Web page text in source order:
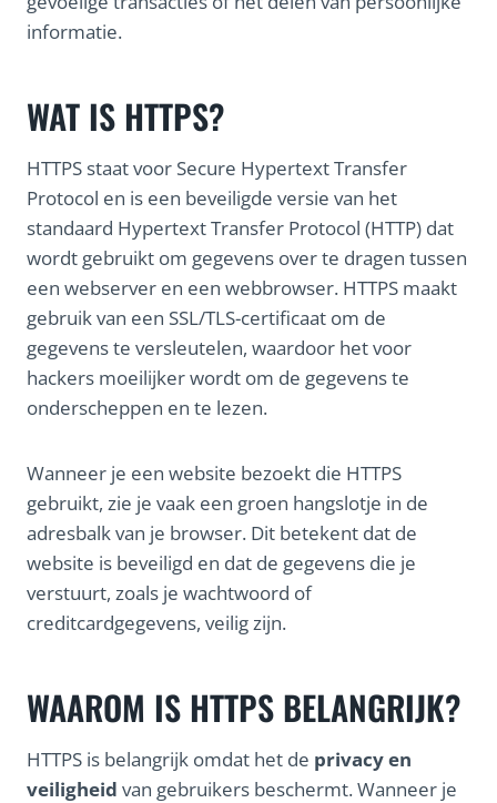
informatie.
WAT IS HTTPS?
HTTPS staat voor Secure Hypertext Transfer
Protocol en is een beveiligde versie van het
standaard Hypertext Transfer Protocol (HTTP) dat
wordt gebruikt om gegevens over te dragen tussen
een webserver en een webbrowser. HTTPS maakt
gebruik van een SSL/TLS-certificaat om de
gegevens te versleutelen, waardoor het voor
hackers moeilijker wordt om de gegevens te
onderscheppen en te lezen.
Wanneer je een website bezoekt die HTTPS
gebruikt, zie je vaak een groen hangslotje in de
adresbalk van je browser. Dit betekent dat de
website is beveiligd en dat de gegevens die je
verstuurt, zoals je wachtwoord of
creditcardgegevens, veilig zijn.
WAAROM IS HTTPS BELANGRIJK?
HTTPS is belangrijk omdat het de privacy en
veiligheid van gebruikers beschermt. Wanneer je